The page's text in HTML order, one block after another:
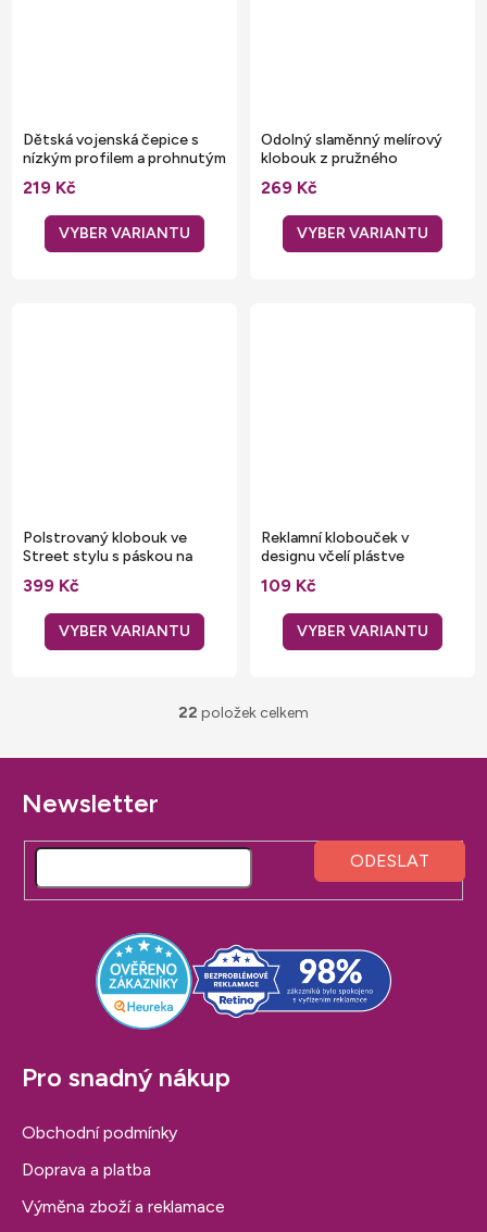
Dětská vojenská čepice s
nízkým profilem a prohnutým
kšiltem
219 Kč
Odolný slaměnný melírový
klobouk z pružného
materiálu
269 Kč
Polstrovaný klobouk ve
Street stylu s páskou na
potisk či výšivku
399 Kč
Reklamní klobouček v
designu včelí plástve
109 Kč
O
a
c
í
r
v
k
22 položek celkem
Z
á
a
Pro snadný nákup
Obchodní podmínky
Doprava a platba
Výměna zboží a reklamace